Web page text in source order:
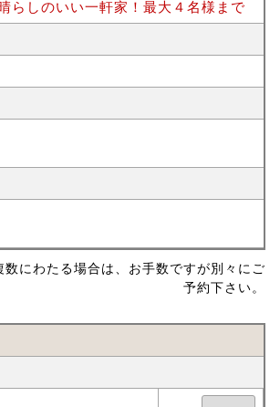
らしのいい一軒家！最大４名様まで
にわたる場合は、お手数ですが別々にご
予約下さい。